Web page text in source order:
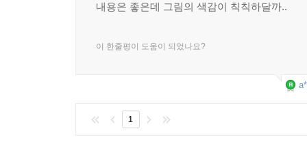
내용은 좋은데 그림의 색감이 칙칙하달까..
이 한줄평이 도움이 되었나요?
1